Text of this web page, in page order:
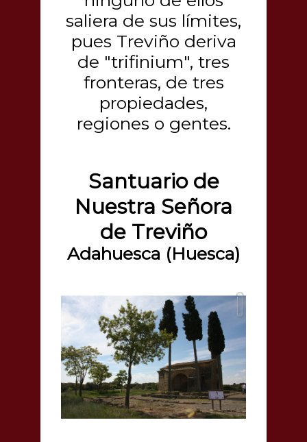
saliera de sus límites,
pues Treviño deriva
de "trifinium", tres
fronteras, de tres
propiedades,
regiones o gentes.
Santuario de
Nuestra Señora
de Treviño
Adahuesca (Huesca)